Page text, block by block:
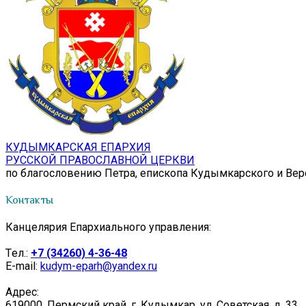
КУДЫМКАРСКАЯ ЕПАРХИЯ
РУССКОЙ ПРАВОСЛАВНОЙ ЦЕРКВИ
по благословению Петра, епископа Кудымкарского и
Контакты
Канцелярия Епархиального управления:
Tел.: +7 (34260) 4-36-48
E-mail: kudym-eparh@yandex.ru
Адрес: